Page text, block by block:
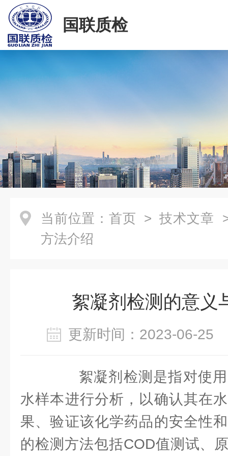
国联质检
当前位置： 首页 > 技术文章
方法介绍
絮凝剂检测的意义
更新时间：2023-06-
絮凝剂检测是指对使用
水样本进行分析，以确认其在
果、验证该化学药品的安全性
的检测方法包括COD值测试、